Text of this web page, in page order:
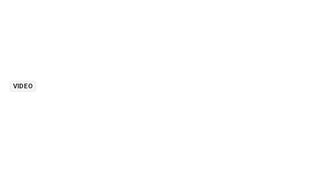
VIDEO